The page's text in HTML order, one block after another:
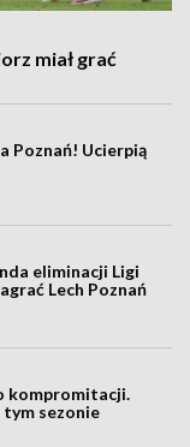
miał grać
Poznań! Ucierpią
eliminacji Ligi
Lech Poznań
kompromitacji.
tym sezonie